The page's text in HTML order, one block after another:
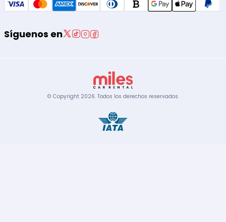
Síguenos en
© Copyright 2026. Todos los derechos reservados.